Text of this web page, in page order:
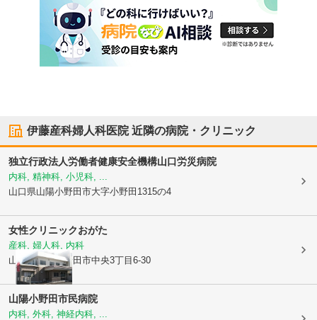
伊藤産科婦人科医院近隣の病院・クリニック
独立行政法人労働者健康安全機構山口労災病院
内科, 精神科, 小児科, ...
山口県山陽小野田市大字小野田1315の4
女性クリニックおがた
産科, 婦人科, 内科
山口県山陽小野田市中央3丁目6-30
山陽小野田市民病院
内科, 外科, 神経内科, ...